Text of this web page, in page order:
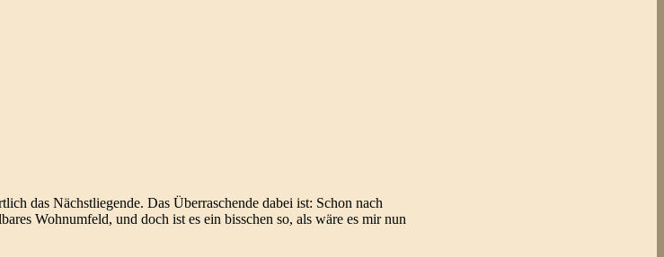
das Nächstliegende. Das Überraschende dabei ist: Schon nach
Wohnumfeld, und doch ist es ein bisschen so, als wäre es mir nun